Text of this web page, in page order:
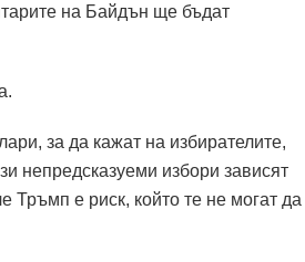
на Байдън ще бъдат
за да кажат на избирателите,
непредсказуеми избори зависят
Тръмп е риск, който те не могат да